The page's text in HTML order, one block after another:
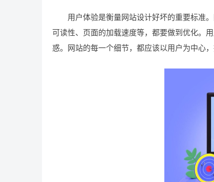
用户体验是衡量网站设计好坏的重要标准。
可读性、页面的加载速度等，都要做到优化。
惑。网站的每一个细节，都应该以用户为中心